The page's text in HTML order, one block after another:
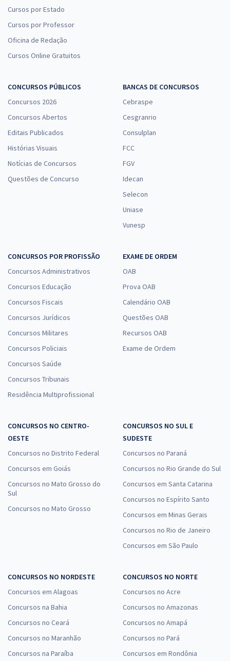
Cursos por Estado
Cursos por Professor
Oficina de Redação
Cursos Online Gratuitos
CONCURSOS PÚBLICOS
Concursos 2026
Concursos Abertos
Editais Publicados
Histórias Visuais
Notícias de Concursos
Questões de Concurso
BANCAS DE CONCURSOS
Cebraspe
Cesgranrio
Consulplan
FCC
FGV
Idecan
Selecon
Uniase
Vunesp
CONCURSOS POR PROFISSÃO
Concursos Administrativos
Concursos Educação
Concursos Fiscais
Concursos Jurídicos
Concursos Militares
Concursos Policiais
Concursos Saúde
Concursos Tribunais
Residência Multiprofissional
EXAME DE ORDEM
OAB
Prova OAB
Calendário OAB
Questões OAB
Recursos OAB
Exame de Ordem
CONCURSOS NO CENTRO-
OESTE
Concursos no Distrito Federal
Concursos em Goiás
Concursos no Mato Grosso do
Sul
Concursos no Mato Grosso
CONCURSOS NO SUL E
SUDESTE
Concursos no Paraná
Concursos no Rio Grande do Sul
Concursos em Santa Catarina
Concursos no Espírito Santo
Concursos em Minas Gerais
Concursos no Rio de Janeiro
Concursos em São Paulo
CONCURSOS NO NORDESTE
Concursos em Alagoas
Concursos na Bahia
Concursos no Ceará
Concursos no Maranhão
Concursos na Paraíba
CONCURSOS NO NORTE
Concursos no Acre
Concursos no Amazonas
Concursos no Amapá
Concursos no Pará
Concursos em Rondônia